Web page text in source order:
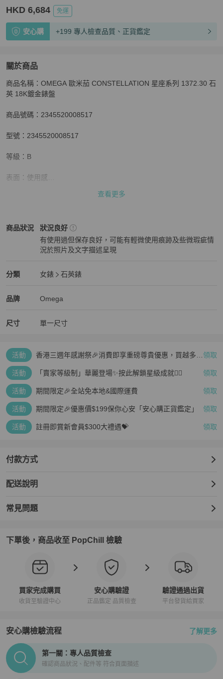
HKD 6,684 免運
安心購 +199 專人檢查品質、正貨鑑定
關於商品
關於OMEGA 歐米茄 CONSTELLATION 星座系列 1372.30 石
商品名稱：OMEGA 歐米茄 CONSTELLATION 星座系列 1372.30 石
英 18K鍍金錶盤
商品號碼：2345520008517
​​型號：2345520008517
等級：B
表面：使用感
材質（錶殼）：18K鍍金
錶殼直徑：25.5mm【商品尺寸皆為手量可能有些微誤差】
手腕尺寸：17cm 【商品尺寸皆為手量可能有些微誤差】
製造編號：58******
備注：-
※購買注意事項※
商品狀態後，才會正式出貨。並非由本賣場商家直接出貨，出貨時間
查看更多
商品狀況
Omega女錶商品狀態與細節
狀況良好
有使用過但保存良好，可能有輕微使用痕跡及些微瑕疵情
況於照片及文字描述呈現
分類
Omega 女錶分類資訊
女錶
石英錶
品牌
Omega 精品女錶品牌介紹
Omega
Omega 推薦清單
尺寸 單一尺寸
活動
香港三週年感謝祭🎉消費即享重磅尊貴優惠，買越多、 領取
活動 「賣家等級制」華麗登場✨按此解鎖星級成就👆🏻 領取
活動 期間限定🎉全站免本地&國際運費 領取
活動 期間限定🎉優惠價$199保你心安「安心購正貨鑑定」 領取
活動 註冊即賞新會員$300大禮遇💝 領取
付款方式
配送說明
常見問題
下單後，商品收至 PopChill 檢驗
買家完成購買
收貨至驗證中心
安心購驗證
正品鑑定 品質檢查
驗證通過出貨
平台發貨給買家
安心購檢驗流程 了解更多
PopChill拍拍圈正品驗證、安心購檢驗流程介紹
第一關：專人品質檢查
確認商品狀況、配件等 符合頁面描述